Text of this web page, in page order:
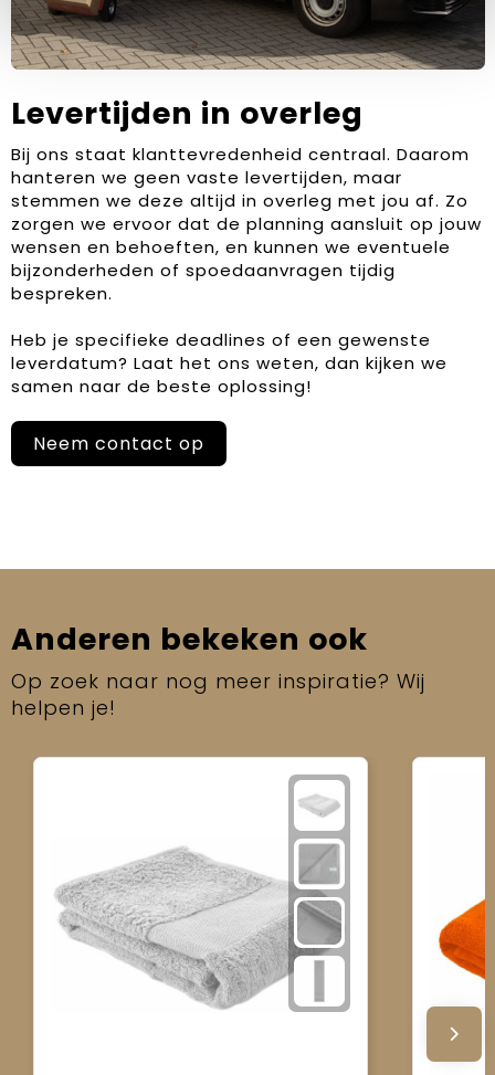
Levertijden in overleg
Bij ons staat klanttevredenheid centraal. Daarom
hanteren we geen vaste levertijden, maar
stemmen we deze altijd in overleg met jou af. Zo
zorgen we ervoor dat de planning aansluit op jouw
wensen en behoeften, en kunnen we eventuele
bijzonderheden of spoedaanvragen tijdig
bespreken.
Heb je specifieke deadlines of een gewenste
leverdatum? Laat het ons weten, dan kijken we
samen naar de beste oplossing!
Neem contact op
Anderen bekeken ook
Op zoek naar nog meer inspiratie? Wij
helpen je!